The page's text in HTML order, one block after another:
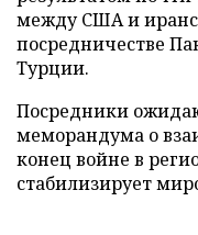
между США и
посредничестве
Турции.
Посредники
меморандума о
конец войне в
стабилизирует